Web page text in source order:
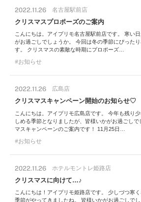
2022.11.26 名古屋駅前店
クリスマスプロポーズのご案内
こんにちは。アイプリモ名古屋駅前店です。 寒い
がお過ごしでしょうか。 今回は冬の季節にぴった
す。 クリスマスの素敵な時期にプロポーズ…
お知らせ
2022.11.26 広島店
クリスマスキャンペーン開始のお知らせ♡
こんにちは。アイプリモ広島店です。 今年も残り
しめる季節となりましたが、皆様いかがお過ごし
マスキャンペーンのご案内です！ 11月25日…
お知らせ
2022.11.26 ホテルモントレ姫路店
クリスマスに向けて…♪
こんにちは！アイプリモ姫路店です。 少しづつ寒
季節がやってきましたね。 皆様いかがお過ごしで